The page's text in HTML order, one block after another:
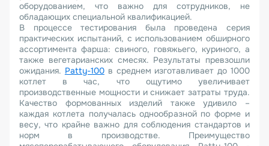
оборудованием, что важно для сотрудников, не
обладающих специальной квалификацией.
В процессе тестирования была проведена серия
практических испытаний, с использованием обширного
ассортимента фарша: свиного, говяжьего, куриного, а
также вегетарианских смесях. Результаты превзошли
ожидания. Patty-100в среднем изготавливает до 1000
котлет в час, что ощутимо увеличивает
производственные мощности и снижает затраты труда.
Качество формованных изделий также удивило –
каждая котлета получалась однообразной по форме и
весу, что крайне важно для соблюдения стандартов и
норм в производстве. Преимущество